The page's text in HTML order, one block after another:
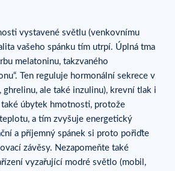
vystavené světlu (venkovnímu
vašeho spánku tím utrpí. Úplná tma
melatoninu, takzvaného
Ten reguluje hormonální sekrece v
ale také inzulinu), krevní tlak i
úbytek hmotnosti, protože
a tím zvyšuje energetický
a příjemný spánek si proto pořiďte
závěsy. Nezapomeňte také
vyzařující modré světlo (mobil,